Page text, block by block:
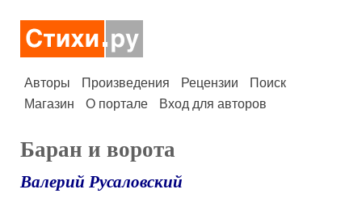
Авторы Произведения Рецензии
Поиск
Магазин
О портале Вход для авторов
Баран и ворота
Валерий Русаловский